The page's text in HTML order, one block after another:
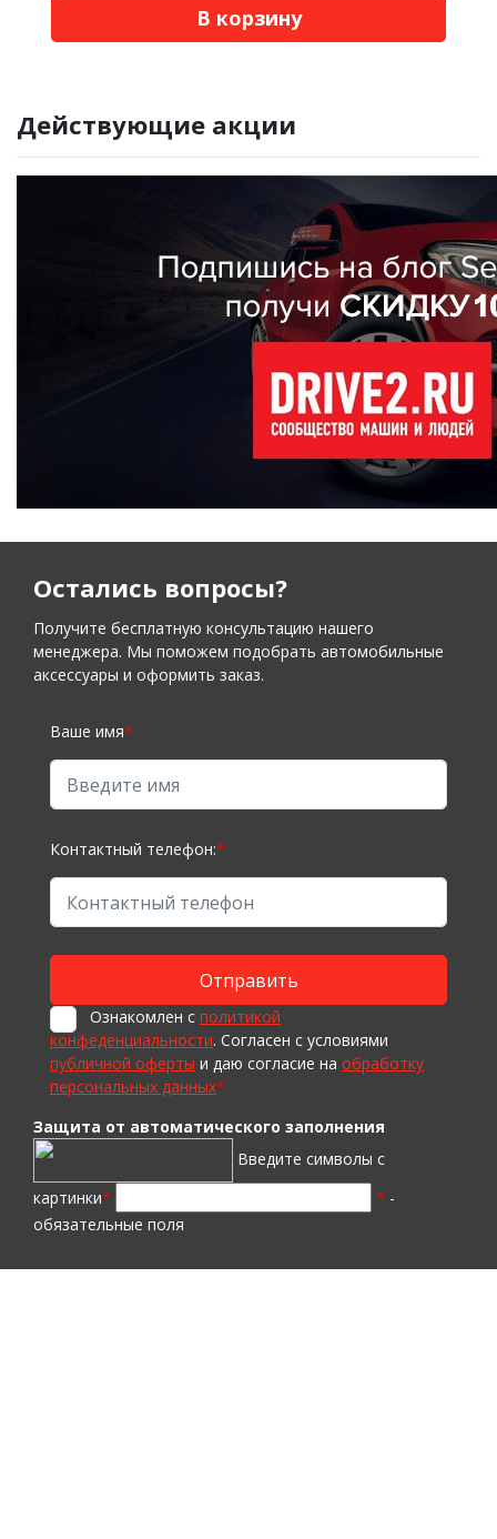
В корзину
Действующие акции
Остались вопросы?
Получите бесплатную консультацию нашего
менеджера. Мы поможем подобрать автомобильные
аксессуары и оформить заказ.
Ваше имя*
Контактный телефон:*
Ознакомлен с политикой
конфеденциальности. Согласен с условиями
публичной оферты и даю согласие на обработку
персональных данных*
Защита от автоматического заполнения
Введите символы с
картинки* * -
обязательные поля